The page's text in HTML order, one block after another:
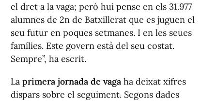
el dret a la vaga; però hui pense en els 31.977
alumnes de 2n de Batxillerat que es juguen el
seu futur en poques setmanes. I en les seues
famílies. Este govern està del seu costat.
Sempre”, ha escrit.
La primera jornada de vaga ha deixat xifres
dispars sobre el seguiment. Segons dades